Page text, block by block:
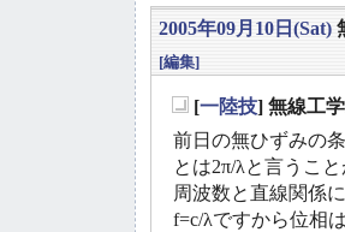
2005年09月10日(Sat)
[編集]
[一陸技] 無線工
前日の無ひずみの
とは2π/λと言うこ
周波数と直線関係
f=c/λですから位相